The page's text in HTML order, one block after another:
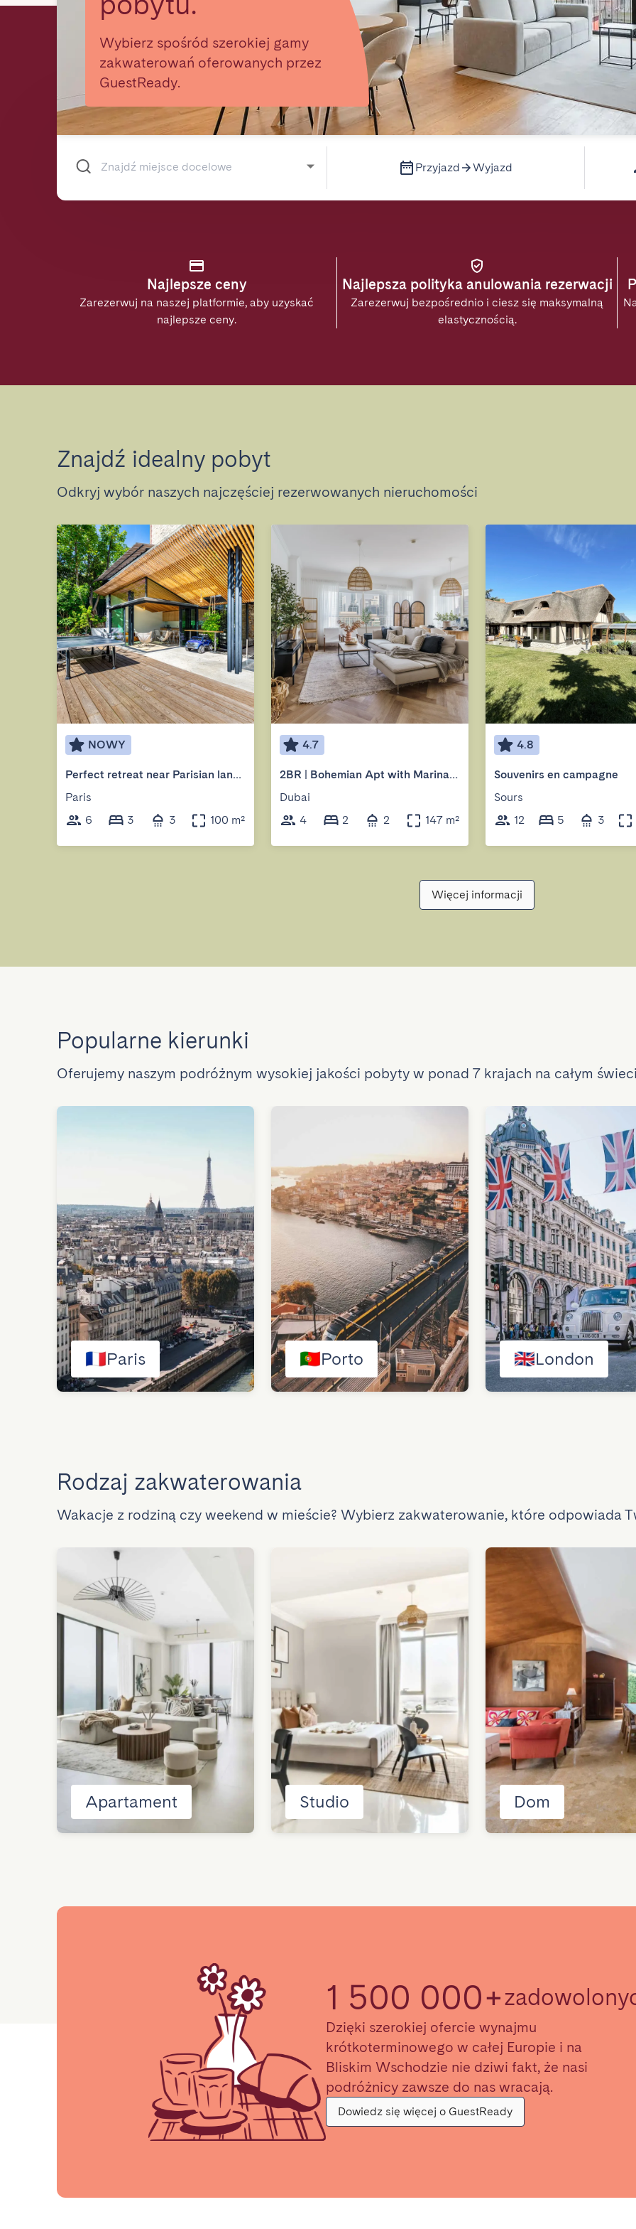
Wybierz spośród szerokiej gamy
zakwaterowań oferowanych przez
GuestReady.
Przyjazd Wyjazd
Najlepsze ceny
Zarezerwuj na naszej platformie, aby uzyskać
najlepsze ceny.
Najlepsza polityka anulowania rezerwacji
Zarezerwuj bezpośrednio i ciesz się maksymalną
elastycznością.
Znajdź idealny pobyt
Odkryj wybór naszych najczęściej rezerwowanych nieruchomości
NOWY
Perfect retreat near Parisian landmarks
Paris
6
3 3 100 m²
4.7
2BR | Bohemian Apt with Marina View
Dubai
4
2 2 147 m²
4.8
Souvenirs en campagne
Sours
12
5 3
Więcej informacji
Popularne kierunki
Oferujemy naszym podróżnym wysokiej jakości pobyty w ponad 7 krajach na całym
🇫🇷Paris 🇵🇹Porto 🇬🇧London
Rodzaj zakwaterowania
Wakacje z rodziną czy weekend w mieście? Wybierz zakwaterowanie, które odpowiada
Apartament Studio Dom
1 500 000+
Dzięki szerokiej ofercie wynajmu
krótkoterminowego w całej Europie i na
Bliskim Wschodzie nie dziwi fakt, że nasi
podróżnicy zawsze do nas wracają.
Dowiedz się więcej o GuestReady